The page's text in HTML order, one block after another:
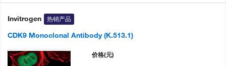
Invitrogen 热销产品
CDK9 Monoclonal Antibody (K.513.1)
价格(元)